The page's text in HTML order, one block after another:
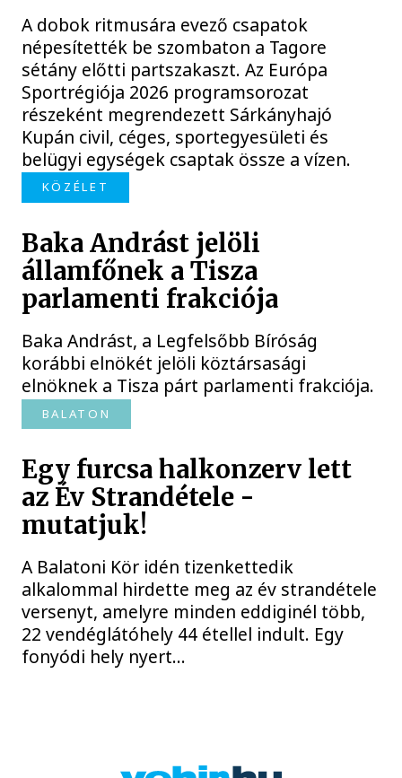
A dobok ritmusára evező csapatok
népesítették be szombaton a Tagore
sétány előtti partszakaszt. Az Európa
Sportrégiója 2026 programsorozat
részeként megrendezett Sárkányhajó
Kupán civil, céges, sportegyesületi és
belügyi egységek csaptak össze a vízen.
KÖZÉLET
Baka Andrást jelöli
államfőnek a Tisza
parlamenti frakciója
Baka Andrást, a Legfelsőbb Bíróság
korábbi elnökét jelöli köztársasági
elnöknek a Tisza párt parlamenti frakciója.
BALATON
Egy furcsa halkonzerv lett
az Év Strandétele -
mutatjuk!
A Balatoni Kör idén tizenkettedik
alkalommal hirdette meg az év strandétele
versenyt, amelyre minden eddiginél több,
22 vendéglátóhely 44 étellel indult. Egy
fonyódi hely nyert...